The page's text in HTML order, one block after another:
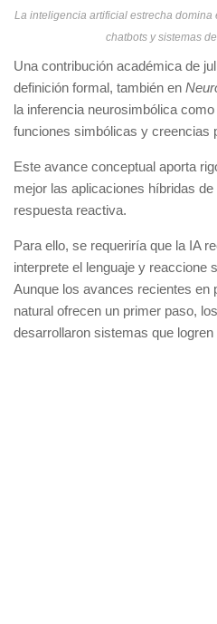
La inteligencia artificial estrecha domina
chatbots y sistemas
Una contribución académica de
definición formal, también en
la inferencia neurosimbólica
funciones simbólicas y creencias
Este avance conceptual aporta
mejor las aplicaciones híbridas
respuesta reactiva.
Para ello, se requeriría que la IA
interprete el lenguaje y reaccione
Aunque los avances recientes en
natural ofrecen un primer paso,
desarrollaron sistemas que